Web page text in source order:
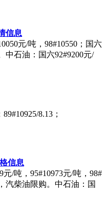
信息
元/吨，98#10550；国六
中石油：国六92#9200元/
8.13；
信息
/吨，95#10973元/吨，98#
汽柴油限购。中石油：国